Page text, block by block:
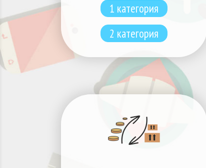
1 категория
2 категория